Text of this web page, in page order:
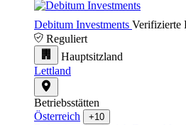
Debitum Investments Verifizierte
Reguliert
Hauptsitzland
Lettland
Betriebsstätten
Österreich
+10